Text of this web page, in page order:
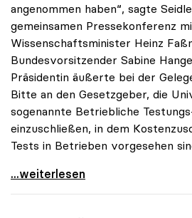
angenommen haben“, sagte
gemeinsamen Pressekonferenz
Wissenschaftsminister Heinz
Bundesvorsitzender Sabine
Präsidentin äußerte bei der
Bitte an den Gesetzgeber, die
sogenannte Betriebliche
einzuschließen, in dem
Tests in Betrieben vorgesehen
uniko begrüßt Spielraum durch
...weiterlesen